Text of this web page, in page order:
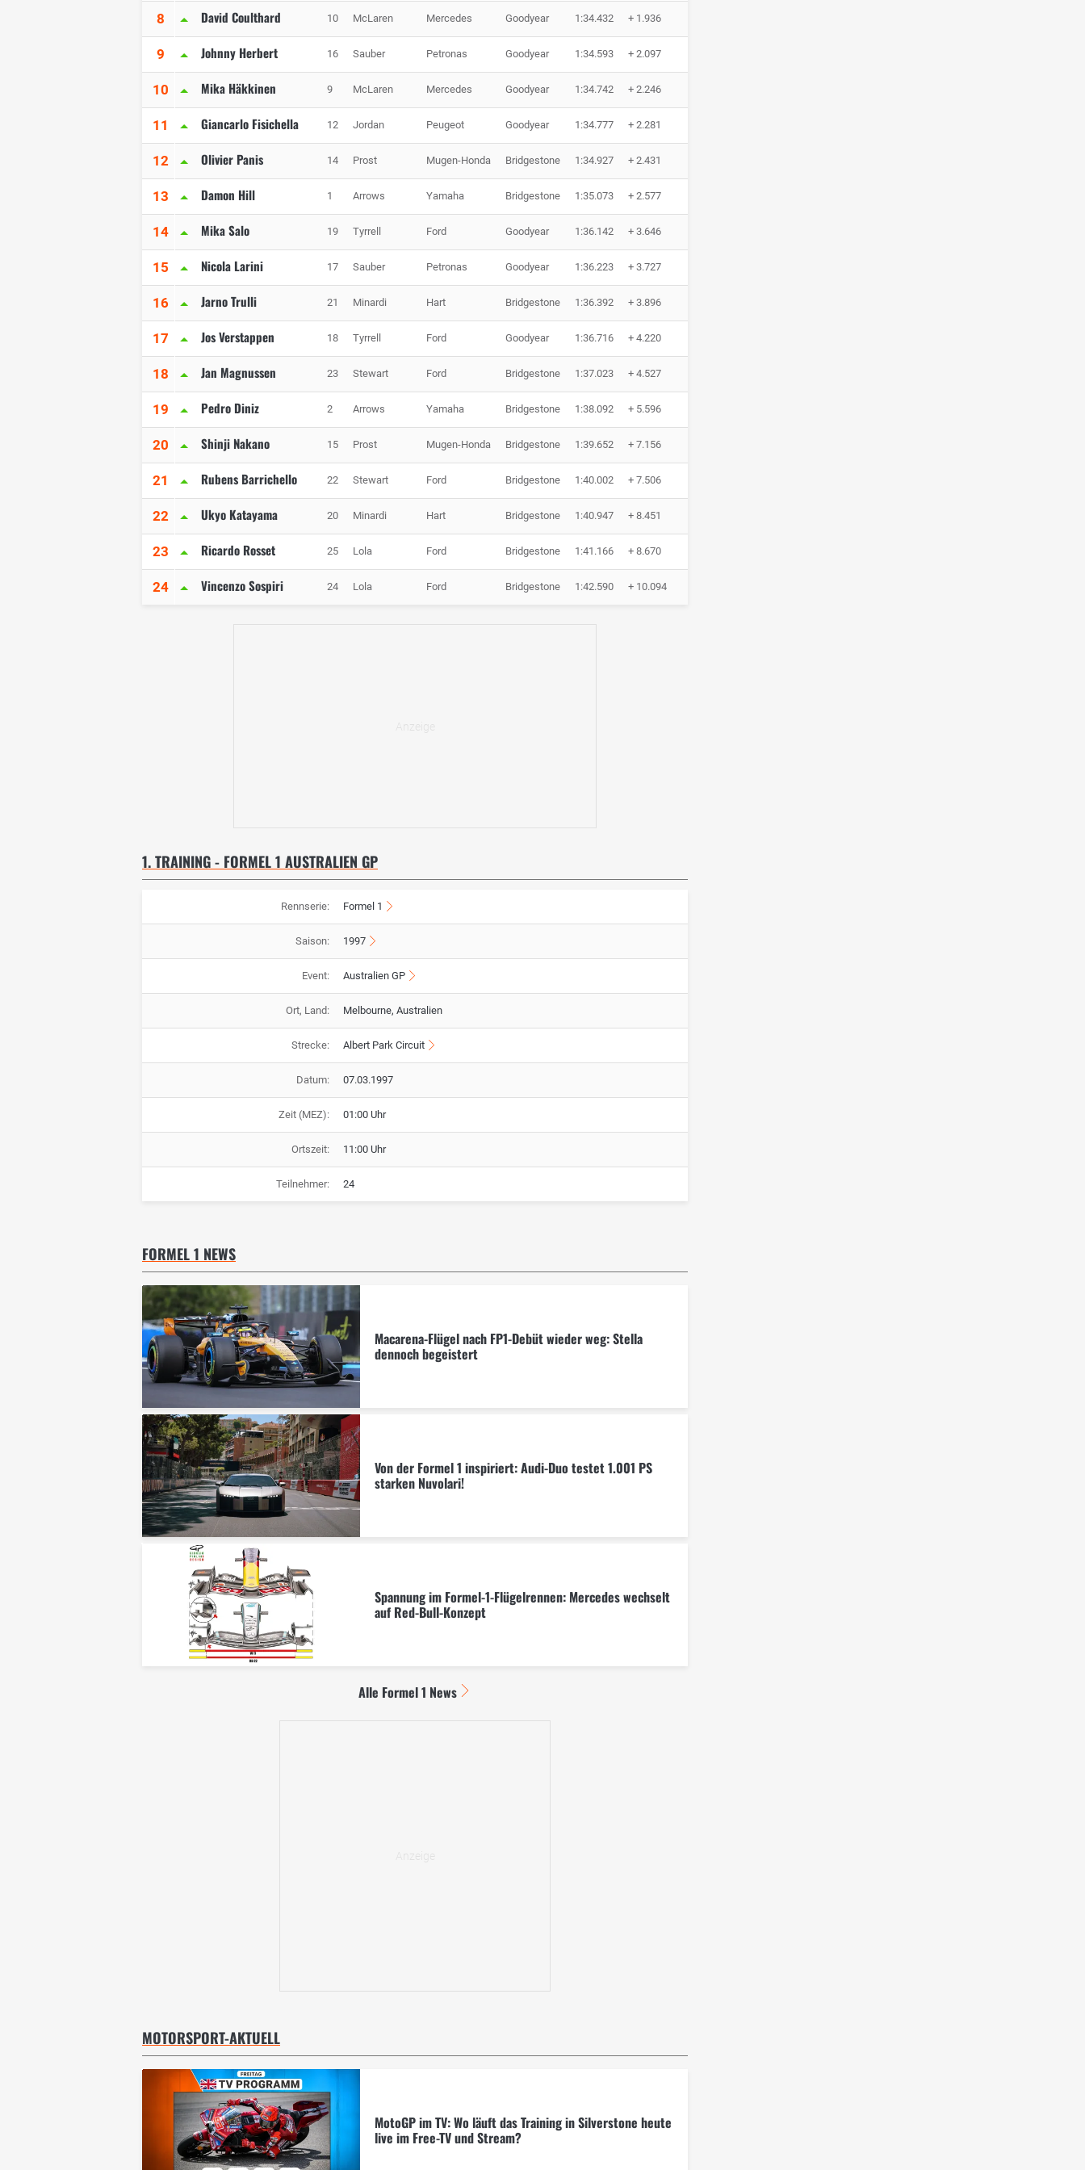
8 David Coulthard 10 McLaren Mercedes Goodyear 1:34.432 + 1.936
9 Johnny Herbert 16 Sauber Petronas Goodyear 1:34.593 + 2.097
10 Mika Häkkinen 9 McLaren Mercedes Goodyear 1:34.742 + 2.246
11 Giancarlo Fisichella 12 Jordan Peugeot Goodyear 1:34.777 + 2.281
12 Olivier Panis 14 Prost Mugen-Honda Bridgestone 1:34.927 + 2.431
13 Damon Hill 1 Arrows Yamaha Bridgestone 1:35.073 + 2.577
14 Mika Salo 19 Tyrrell Ford Goodyear 1:36.142 + 3.646
15 Nicola Larini 17 Sauber Petronas Goodyear 1:36.223 + 3.727
16 Jarno Trulli 21 Minardi Hart Bridgestone 1:36.392 + 3.896
17 Jos Verstappen 18 Tyrrell Ford Goodyear 1:36.716 + 4.220
18 Jan Magnussen 23 Stewart Ford Bridgestone 1:37.023 + 4.527
19 Pedro Diniz 2 Arrows Yamaha Bridgestone 1:38.092 + 5.596
20 Shinji Nakano 15 Prost Mugen-Honda Bridgestone 1:39.652 + 7.156
21 Rubens Barrichello 22 Stewart Ford Bridgestone 1:40.002 + 7.506
22 Ukyo Katayama 20 Minardi Hart Bridgestone 1:40.947 + 8.451
23 Ricardo Rosset 25 Lola Ford Bridgestone 1:41.166 + 8.670
24 Vincenzo Sospiri 24 Lola Ford Bridgestone 1:42.590 + 10.094
1. TRAINING - FORMEL 1 AUSTRALIEN GP
Rennserie: Formel 1
Saison: 1997
Event: Australien GP
Ort, Land: Melbourne, Australien
Strecke: Albert Park Circuit
Datum: 07.03.1997
Zeit (MEZ): 01:00 Uhr
Ortszeit: 11:00 Uhr
Teilnehmer: 24
FORMEL 1 NEWS
Macarena-Flügel nach FP1-Debüt wieder weg: Stella
dennoch begeistert
Von der Formel 1 inspiriert: Audi-Duo testet 1.001 PS
starken Nuvolari!
Spannung im Formel-1-Flügelrennen: Mercedes wechselt
auf Red-Bull-Konzept
Alle Formel 1 News
MOTORSPORT-AKTUELL
MotoGP im TV: Wo läuft das Training in Silverstone heute
live im Free-TV und Stream?